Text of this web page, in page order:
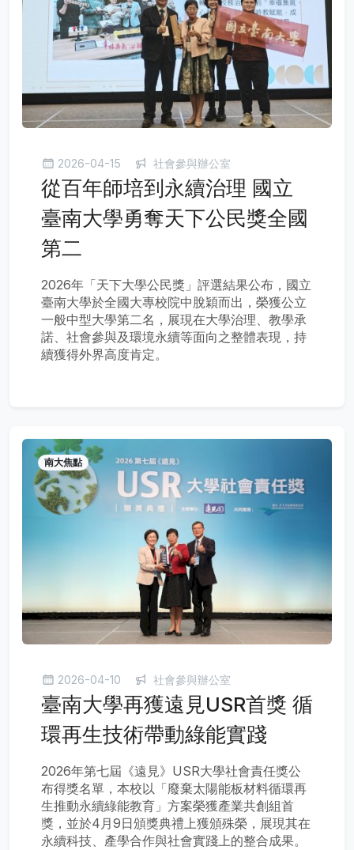
2026-04-15 社會參與辦公室
從百年師培到永續治理 國立
臺南大學勇奪天下公民獎全國
第二
2026年「天下大學公民獎」評選結果公布，國立
臺南大學於全國大專校院中脫穎而出，榮獲公立
一般中型大學第二名，展現在大學治理、教學承
諾、社會參與及環境永續等面向之整體表現，持
續獲得外界高度肯定。
南大焦點
2026-04-10 社會參與辦公室
臺南大學再獲遠見USR首獎 循
環再生技術帶動綠能實踐
2026年第七屆《遠見》USR大學社會責任獎公
布得獎名單，本校以「廢棄太陽能板材料循環再
生推動永續綠能教育」方案榮獲產業共創組首
獎，並於4月9日頒獎典禮上獲頒殊榮，展現其在
永續科技、產學合作與社會實踐上的整合成果。